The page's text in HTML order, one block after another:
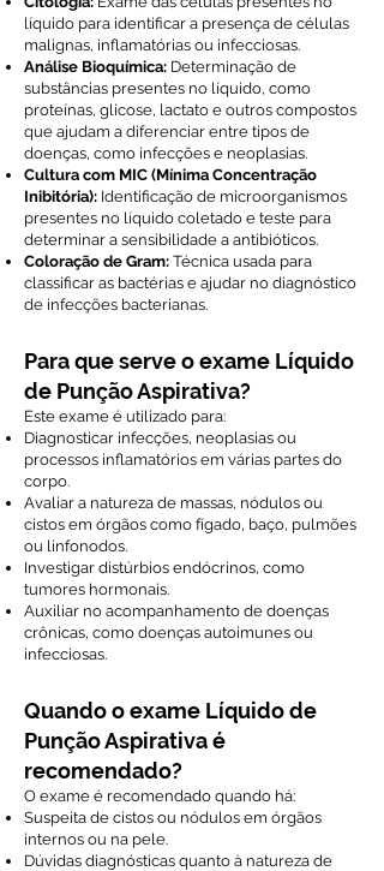
líquido para identificar a presença de células
malignas, inflamatórias ou infecciosas.
Análise Bioquímica: Determinação de
substâncias presentes no líquido, como
proteínas, glicose, lactato e outros compostos
que ajudam a diferenciar entre tipos de
doenças, como infecções e neoplasias.
Cultura com MIC (Mínima Concentração
Inibitória): Identificação de microorganismos
presentes no líquido coletado e teste para
determinar a sensibilidade a antibióticos.
Coloração de Gram: Técnica usada para
classificar as bactérias e ajudar no diagnóstico
de infecções bacterianas.
Para que serve o exame Líquido
de Punção Aspirativa?
Este exame é utilizado para:
Diagnosticar infecções, neoplasias ou
processos inflamatórios em várias partes do
corpo.
Avaliar a natureza de massas, nódulos ou
cistos em órgãos como fígado, baço, pulmões
ou linfonodos.
Investigar distúrbios endócrinos, como
tumores hormonais.
Auxiliar no acompanhamento de doenças
crônicas, como doenças autoimunes ou
infecciosas.
Quando o exame Líquido de
Punção Aspirativa é
recomendado?
O exame é recomendado quando há:
Suspeita de cistos ou nódulos em órgãos
internos ou na pele.
Dúvidas diagnósticas quanto à natureza de